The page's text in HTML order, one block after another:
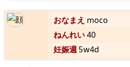
おなまえ moco
ねんれい40
妊娠週5w4d